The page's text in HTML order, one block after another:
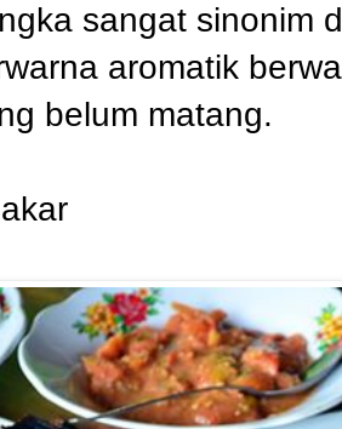
sangat sinonim
aromatik
belum matang.